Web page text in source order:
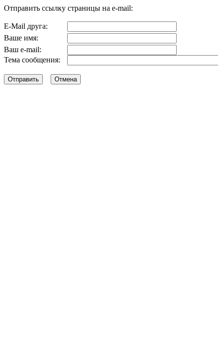
Отправить ссылку страницы на e-mail:
E-Mail друга:
Ваше имя:
Ваш e-mail:
Тема сообщения: